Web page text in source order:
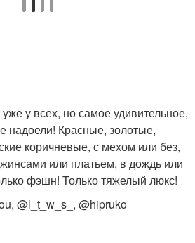
у всех, но самое удивительное,
надоели! Красные, золотые,
коричневые, с мехом или без,
или платьем, в дождь или
фэшн! Только тяжелый люкс!
@l_t_w_s_, @hipruko